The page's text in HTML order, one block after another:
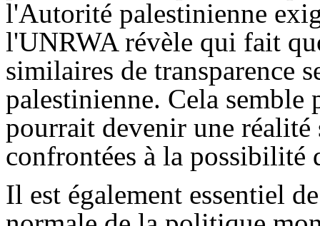
l'Autorité palestinienne
l'UNRWA révèle qui fait
similaires de transparence
palestinienne. Cela
pourrait devenir une réalité
confrontées à la possibilité
Il est également essentiel